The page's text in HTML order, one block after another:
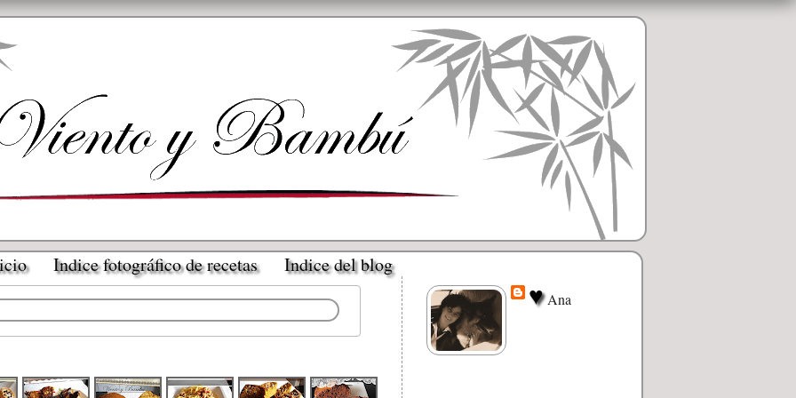
Indice fotográfico de recetas Indice del blog
♥Ana